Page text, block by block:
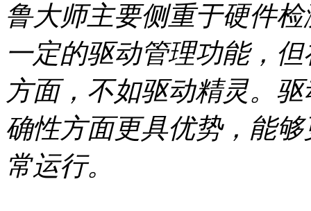
鲁大师主要侧重于硬件
一定的驱动管理功能，
方面，不如驱动精灵。
确性方面更具优势，能
常运行。